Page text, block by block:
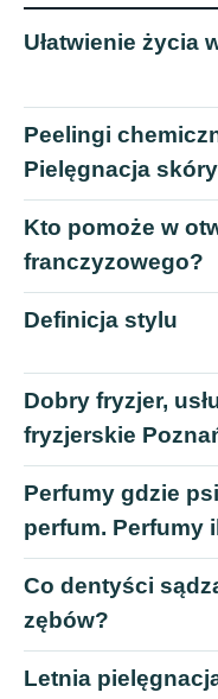
Ułatwienie życia
Peelingi
Pielęgnacja
Kto pomoże w
franczyzowego?
Definicja stylu
Dobry fryzjer,
fryzjerskie
Perfumy gdzie
perfum. Perfumy
Co dentyści
zębów?
Letnia